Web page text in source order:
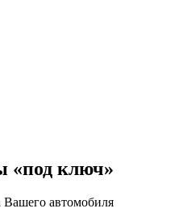
«под ключ»
автомобиля